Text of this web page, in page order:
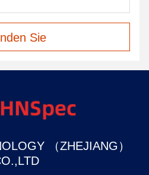
Sie
（ZHEJIANG）